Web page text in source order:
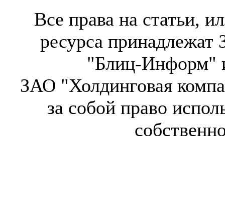
Все права на статьи,
ресурса
"Блиц-Информ"
ЗАО "Холдинговая
за собой право